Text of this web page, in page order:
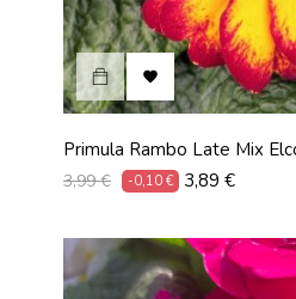

Primula Rambo Late Mix
Prix
3,99 € -0,10 € Prix
3,89 €